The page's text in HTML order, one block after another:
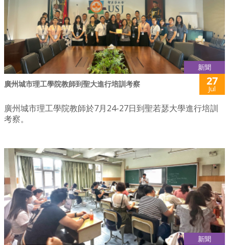
新聞
廣州城市理工學院教師到聖大進行培訓考察 27
Jul
廣州城市理工學院教師於7月24-27日到聖若瑟大學進行培訓
考察。
新聞